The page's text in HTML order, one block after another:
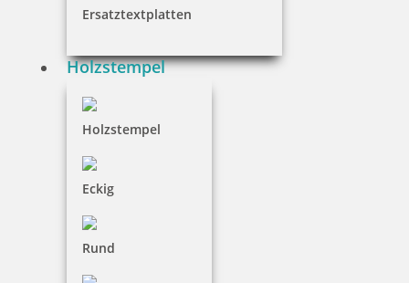
Ersatztextplatten
Holzstempel
Holzstempel
Eckig
Rund
Holzstempel Rund 10 mm Durchmesser
Jetzt gestalten